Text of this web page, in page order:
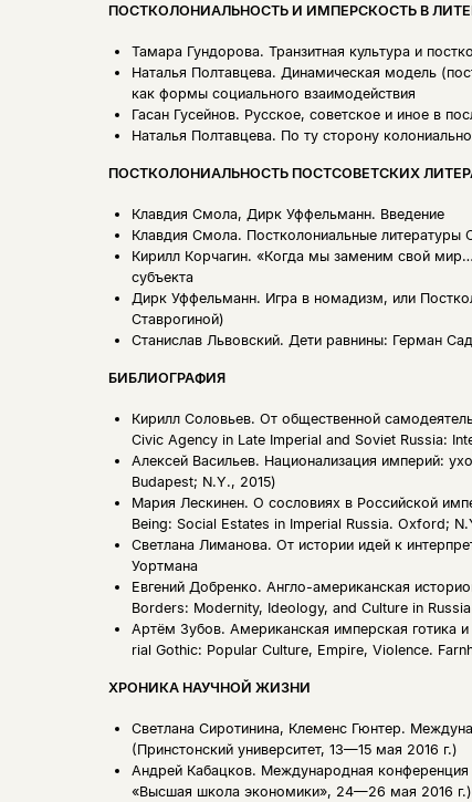
ПОСТКОЛОНИАЛЬНОСТЬ И ИМПЕРСКОСТЬ В
Тамара Гундорова. Транзитная культура и
Наталья Полтавцева. Динамическая модель
как формы социального взаимодействия
Гасан Гусейнов. Русское, советское и иное в
Наталья Полтавцева. По ту сторону
ПОСТКОЛОНИАЛЬНОСТЬ ПОСТСОВЕТСКИХ
Клавдия Смола, Дирк Уффельманн. Введение
Клавдия Смола. Постколониальные литературы
Кирилл Корчагин. «Когда мы заменим свой
субъекта
Дирк Уффельманн. Игра в номадизм, или
Ставрогиной)
Станислав Львовский. Дети равнины: Герман
БИБЛИОГРАФИЯ
Кирилл Соловьев. От общественной
Civic Agency in Late Imperial and Soviet Russia:
Алексей Васильев. Национализация империй:
Budapest; N.Y., 2015)
Мария Лескинен. О сословиях в Российской
Being: Social Estates in Imperial Russia. Oxford;
Светлана Лиманова. От истории идей к
Уортмана
Евгений Добренко. Англо-американская
Borders: Modernity, Ideology, and Culture in
Артём Зубов. Американская имперская готика
rial Gothic: Popular Culture, Empire, Violence.
ХРОНИКА НАУЧНОЙ ЖИЗНИ
Светлана Сиротинина, Клеменс Гюнтер.
(Принстонский университет, 13—15 мая 2016 г.)
Андрей Кабацков. Международная конференция
«Высшая школа экономики», 24—26 мая 2016 г.)